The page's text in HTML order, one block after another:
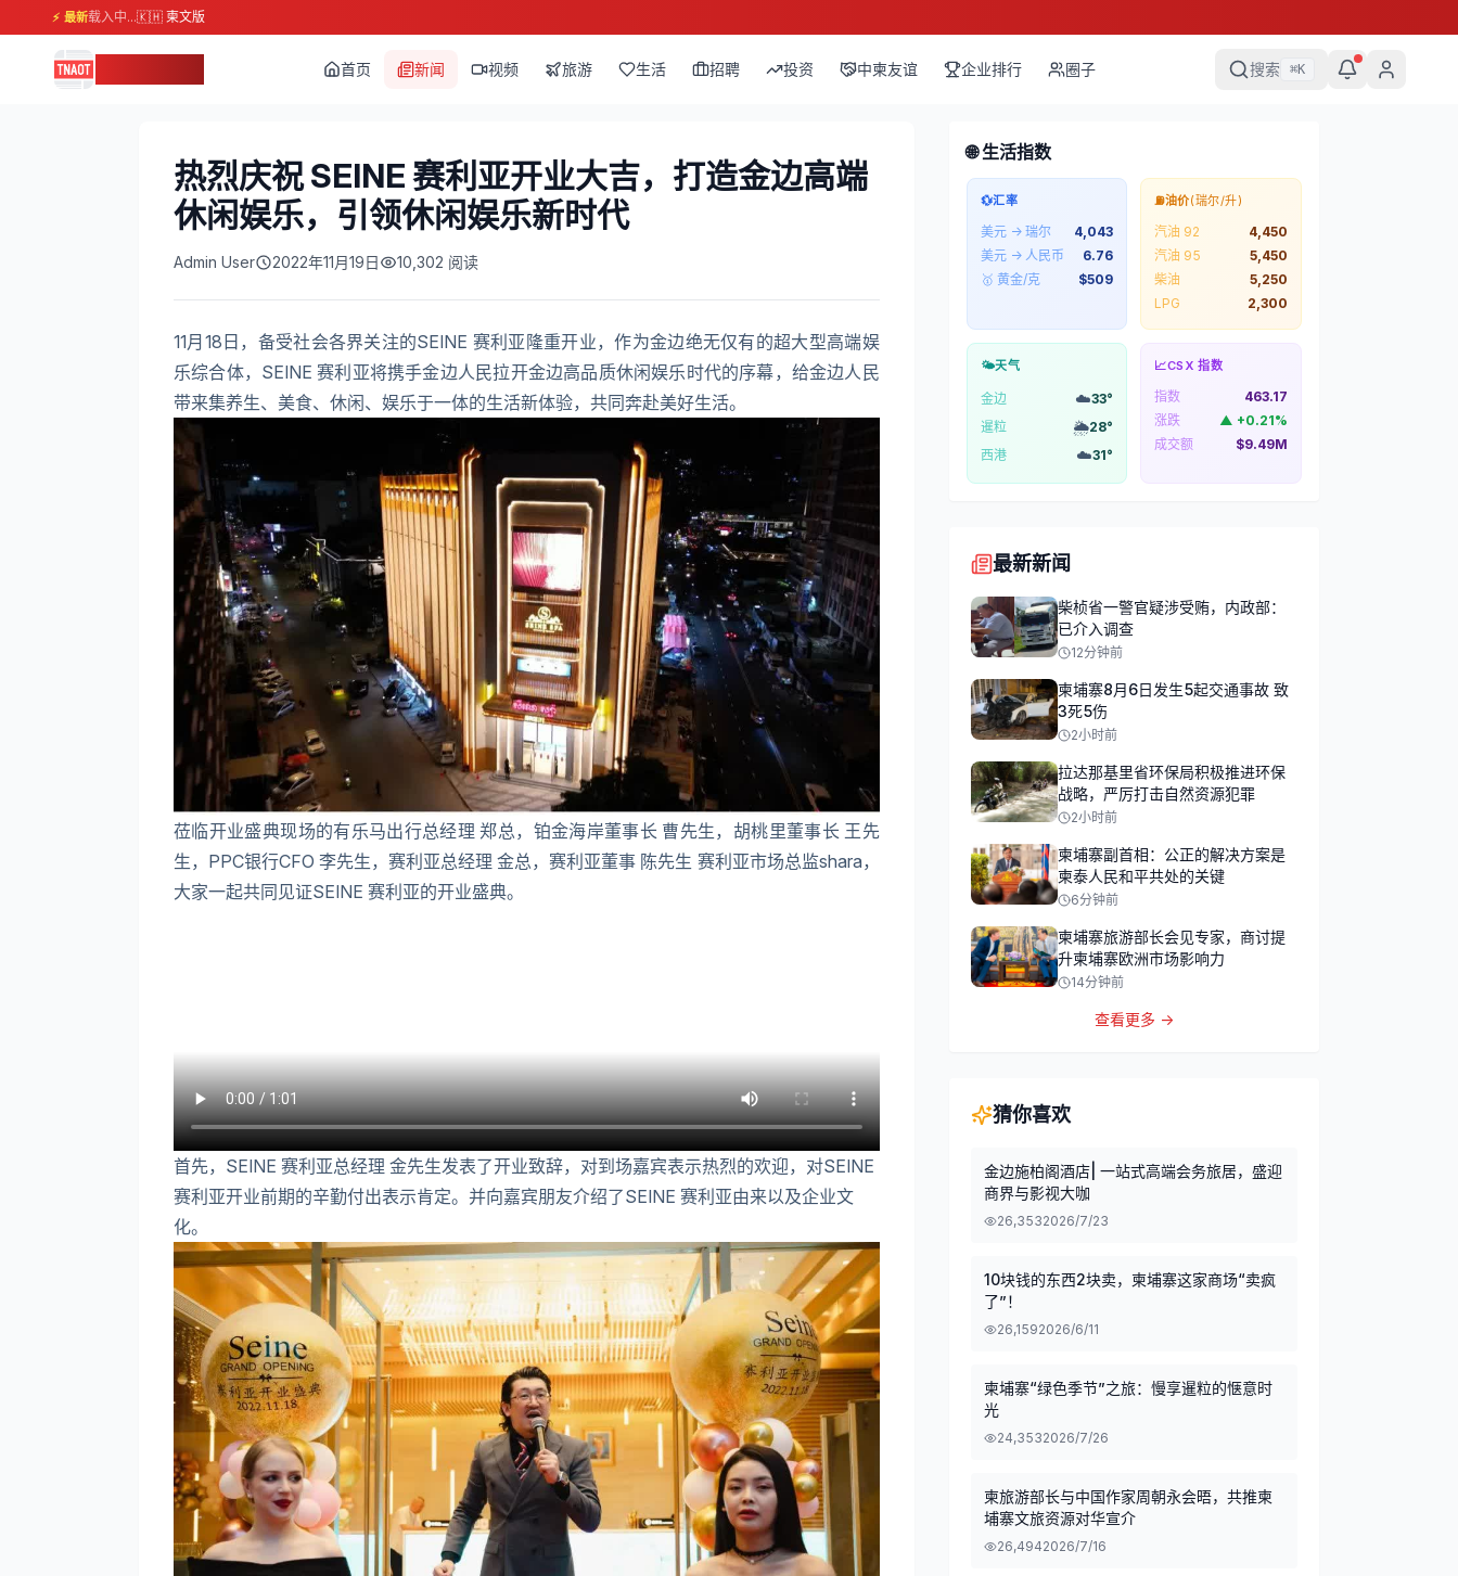
⚡ 最新载入中...🇰🇭 柬文版
首页 新闻 视频 旅游 生活 招聘 投资 中柬友谊 企业排行 圈子 搜索 ⌘K
热烈庆祝 SEINE 赛利亚开业大吉，打造金边高端
休闲娱乐，引领休闲娱乐新时代
Admin User 2022年11月19日 10,302 阅读
11月18日，备受社会各界关注的SEINE 赛利亚隆重开业，作为金边绝无仅有的超大型高端娱
乐综合体，SEINE 赛利亚将携手金边人民拉开金边高品质休闲娱乐时代的序幕，给金边人民
带来集养生、美食、休闲、娱乐于一体的生活新体验，共同奔赴美好生活。
莅临开业盛典现场的有乐马出行总经理 郑总，铂金海岸董事长 曹先生，胡桃里董事长 王先
生，PPC银行CFO 李先生，赛利亚总经理 金总，赛利亚董事 陈先生 赛利亚市场总监shara，
大家一起共同见证SEINE 赛利亚的开业盛典。
首先，SEINE 赛利亚总经理 金先生发表了开业致辞，对到场嘉宾表示热烈的欢迎，对SEINE
赛利亚开业前期的辛勤付出表示肯定。并向嘉宾朋友介绍了SEINE 赛利亚由来以及企业文
化。
🌐 生活指数
💱汇率
美元 → 瑞尔
4,043
美元 → 人民币
6.76
🥇 黄金/克
$509
⛽油价(瑞尔/升)
汽油 92
4,450
汽油 95
5,450
柴油
5,250
LPG
2,300
🌤️天气
金边 ☁️33°
暹粒
🌦️28°
西港
☁️31°
📈CSX 指数
指数
463.17
涨跌
▲ +0.21%
成交额
$9.49M
最新新闻
柴桢省一警官疑涉受贿，内政部：
已介入调查
12分钟前
柬埔寨8月6日发生5起交通事故 致
3死5伤
2小时前
拉达那基里省环保局积极推进环保
战略，严厉打击自然资源犯罪
2小时前
柬埔寨副首相：公正的解决方案是
柬泰人民和平共处的关键
6分钟前
柬埔寨旅游部长会见专家，商讨提
升柬埔寨欧洲市场影响力
14分钟前
查看更多 →
猜你喜欢
金边施柏阁酒店| 一站式高端会务旅居，盛迎
商界与影视大咖
26,3532026/7/23
10块钱的东西2块卖，柬埔寨这家商场“卖疯
了”！
26,1592026/6/11
柬埔寨“绿色季节”之旅：慢享暹粒的惬意时
光
24,3532026/7/26
柬旅游部长与中国作家周朝永会晤，共推柬
埔寨文旅资源对华宣介
26,4942026/7/16